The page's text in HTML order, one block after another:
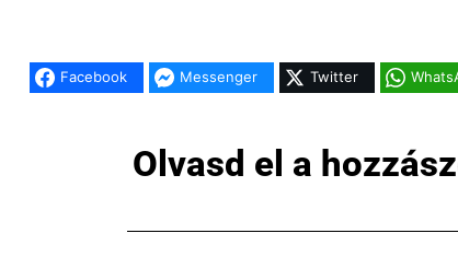
Facebook Messenger Twitter
Olvasd el a